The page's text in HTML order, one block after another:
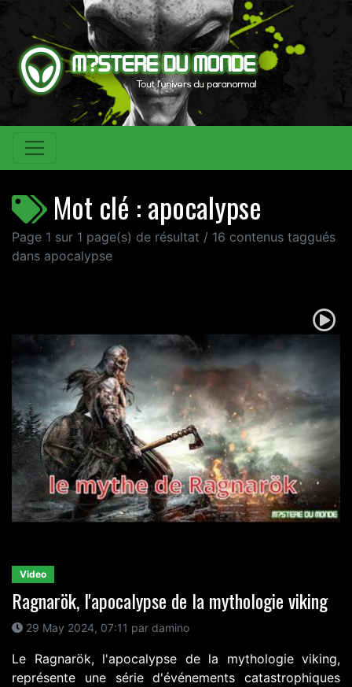
Mot clé : apocalypse
Page 1 sur 1 page(s) de résultat / 16 contenus taggués
dans apocalypse
Video
Ragnarök, l'apocalypse de la mythologie viking
29 May 2024, 07:11 par damino
Le Ragnarök, l'apocalypse de la mythologie viking,
représente une série d'événements catastrophiques